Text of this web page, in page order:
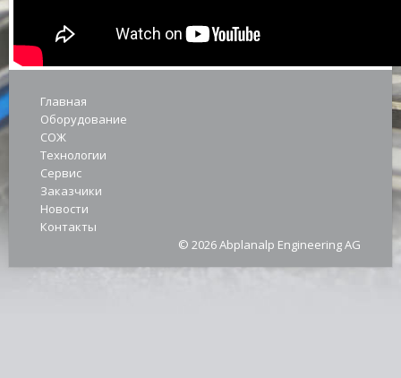
Главная
Оборудование
СОЖ
Технологии
Сервис
Заказчики
Новости
Контакты
© 2026 Abplanalp Engineering AG